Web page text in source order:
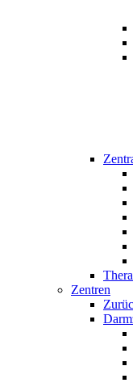
Zentren